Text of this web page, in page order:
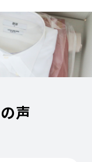
声